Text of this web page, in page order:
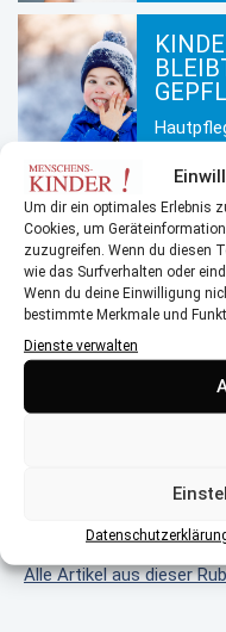
Um dir ein optimales Erlebnis
Cookies, um
zuzugreifen. Wenn du diesen
wie das Surfverhalten oder
Wenn du deine Einwilligung
bestimmte Merkmale und
Dienste verwalten
MEHR AUS DEM BEREICH
Glutenintoleranz &
Das erweiterte
Masern: Wie harmlos ist
Alle Artikel aus dieser